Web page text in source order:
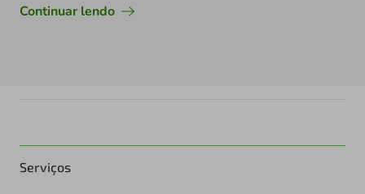
Continuar lendo
Serviços